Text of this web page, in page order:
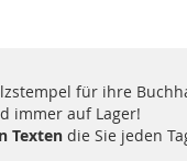
für ihre
immer auf Lager!
Texten die Sie jeden